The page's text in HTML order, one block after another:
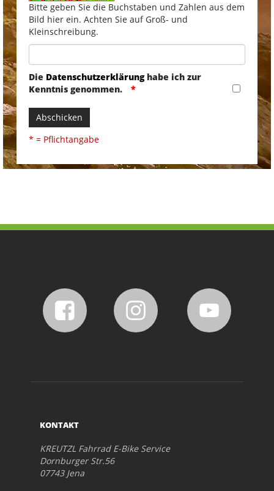
Bitte geben Sie die Buchstaben und Zahlen aus dem
Bild hier ein. Achten Sie auf Groß- und
Kleinschreibung.
Die Datenschutzerklärunghabe ich zur
Kenntnis genommen.
Abschicken
* = Pflichtangabe
KONTAKT
KREUTZL Fahrrad E-Bike Service
Dornburger Str.56
07743 Jena